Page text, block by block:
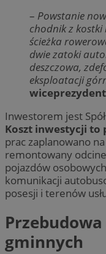
– Powstanie
chodnik z
ścieżka
dwie zatoki
deszczowa,
eksploatacji
wiceprezydent
Inwestorem jest
Koszt inwestycji to
prac zaplanowano
remontowany
pojazdów
komunikacji
posesji i terenów
gminnych